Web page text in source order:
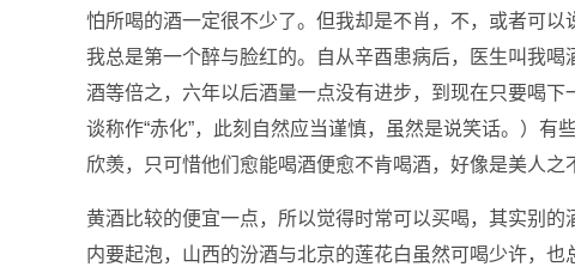
怕所喝的酒一定很不少了。但我却是不肖，不，或者可
我总是第一个醉与脸红的。自从辛酉患病后，医生叫我
酒等倍之，六年以后酒量一点没有进步，到现在只要喝
谈称作“赤化”，此刻自然应当谨慎，虽然是说笑话。）
欣羡，只可惜他们愈能喝酒便愈不肯喝酒，好像是美人之
黄酒比较的便宜一点，所以觉得时常可以买喝，其实别
内要起泡，山西的汾酒与北京的莲花白虽然可喝少许，